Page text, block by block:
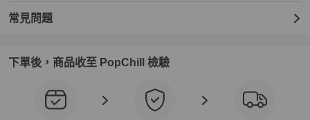
常見問題
下單後，商品收至 PopChill 檢驗